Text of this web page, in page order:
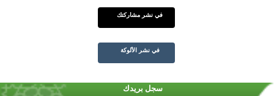
في نشر مشاركتك
في نشر الألوكة
سجل بريدك